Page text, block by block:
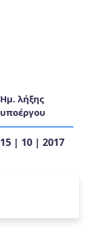
Ημ. λήξης
υποέργου
15 | 10 | 2017